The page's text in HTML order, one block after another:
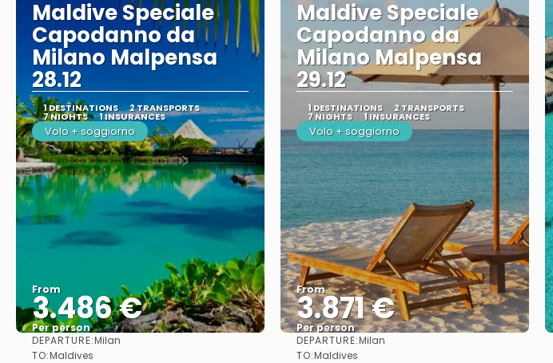
Maldive Speciale
Capodanno da
Milano Malpensa
28.12
1 DESTINATIONS 2 TRANSPORTS
7 NIGHTS 1 INSURANCES
Volo + soggiorno
From
3.486 €
Per person
DEPARTURE:Milan
TO:Maldives
Maldive Speciale
Capodanno da
Milano Malpensa
29.12
1 DESTINATIONS 2 TRANSPORTS
7 NIGHTS 1 INSURANCES
Volo + soggiorno
From
3.871 €
Per person
DEPARTURE:Milan
TO:Maldives